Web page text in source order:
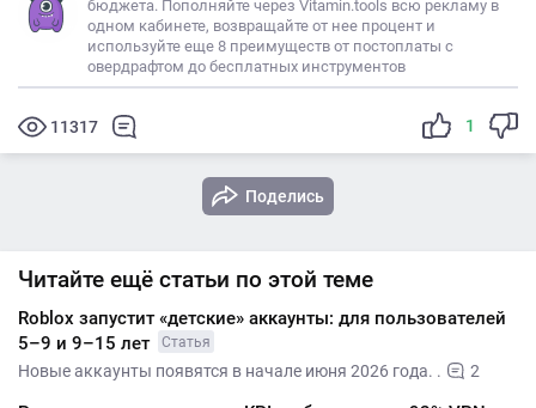
бюджета. Пополняйте через Vitamin.tools всю рекламу в
одном кабинете, возвращайте от нее процент и
используйте еще 8 преимуществ от постоплаты с
овердрафтом до бесплатных инструментов
11317 1
Поделись
Читайте ещё статьи по этой теме
​​Roblox запустит «детские» аккаунты: для пользователей
5–9 и 9–15 лет
Статья
Новые аккаунты появятся в начале июня 2026 года. . 2